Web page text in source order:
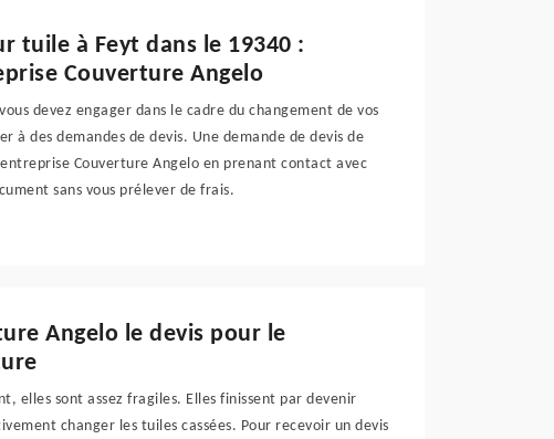
tuile à Feyt dans le 19340 :
Couverture Angelo
devez engager dans le cadre du changement de vos
à des demandes de devis. Une demande de devis de
Couverture Angelo en prenant contact avec
sans vous prélever de frais.
Angelo le devis pour le
elles sont assez fragiles. Elles finissent par devenir
changer les tuiles cassées. Pour recevoir un devis